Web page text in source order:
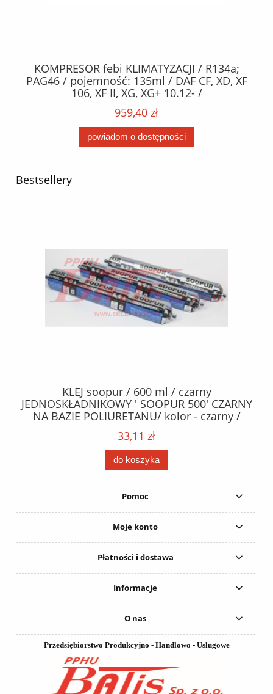
KOMPRESOR febi KLIMATYZACJI / R134a;
PAG46 / pojemność: 135ml / DAF CF, XD, XF
106, XF II, XG, XG+ 10.12- /
959,40 zł
powiadom o dostępności
Bestsellery
KLEJ soopur / 600 ml / czarny
JEDNOSKŁADNIKOWY ' SOOPUR 500' CZARNY
NA BAZIE POLIURETANU/ kolor - czarny /
karton 20 szt. / pistolet do kleju 307730 /
33,11 zł
do koszyka
Pomoc
Moje konto
Płatności i dostawa
Informacje
O nas
Przedsiębiorstwo Produkcyjno - Handlowo - Usługowe